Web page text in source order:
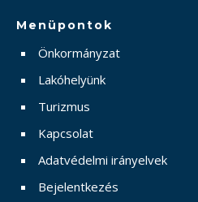
Menüpontok
Önkormányzat
Lakóhelyünk
Turizmus
Kapcsolat
Adatvédelmi irányelvek
Bejelentkezés